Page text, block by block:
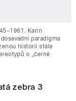
Karin
paradigma
historii stále
o „černé
zebra 3